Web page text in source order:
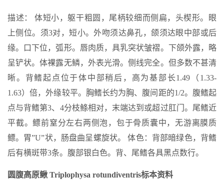
描述： 体短小，躯干粗圆，尾柄较细而侧扁，头楔形。眼
上侧位。须3对，短小。外吻须达鼻孔，颌须达眼中部或后
缘。口下位，弧形。唇肉质，具乳突状皱褶。下颌外露，略
呈铲状。体裸露无鳞，外表光滑。侧线完全。但多数不甚清
晰。背鳍起点位于体中部稍后，高为基部长1.49（1.33-
1.63）倍，外缘较平。胸鳍长约为胸、腹间距的1/2。腹鳍起
点与背鳍第3、4分枝鲦相对，末端达到或超过肛门。尾鳍近
平截。鳔前窒分左右两侧泡，包于骨质囊中，无游离膜质
鳔。胃”U”状，肠盘曲呈螺旋状。 体色：背部暗绿色，背鳍
后有横斑带3条。腹部银白色。背、尾鳍各具黑点数行。
圆腹高原鳅 Triplophysa rotundiventris标本资料